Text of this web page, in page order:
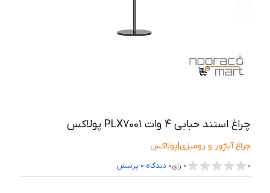
چراغ استند حبابی 4 وات PLX7001 پولاکس
چراغ آباژور و رومیزی|پولاکس
0
0 رای0 دیدگاه،0 پرسش